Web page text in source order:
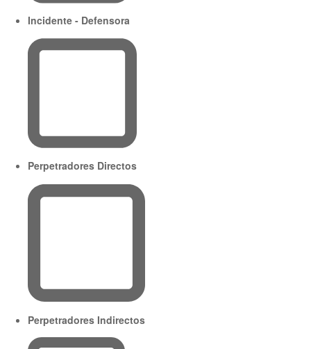
Incidente - Defensora
Perpetradores Directos
Perpetradores Indirectos